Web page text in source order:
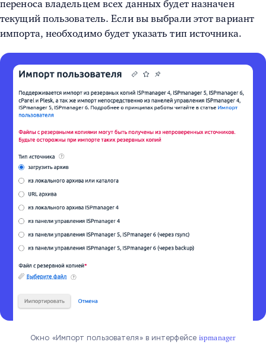
переноса владельцем всех данных будет назначен
текущий пользователь. Если вы выбрали этот вариант
импорта, необходимо будет указать тип источника.
Окно «Импорт пользователя» в интерфейсе ispmanager